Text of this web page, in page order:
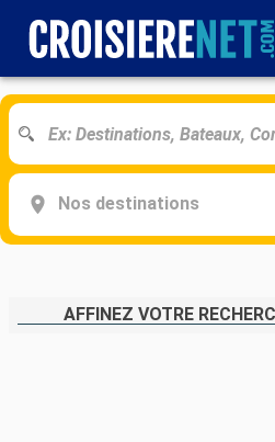
Nos destinations
AFFINEZ VOTRE